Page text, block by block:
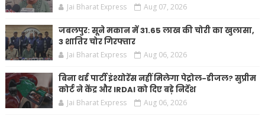
Jai Bharat Express Aug 07, 2026
जबलपुर: सूने मकान में 31.65 लाख की चोरी का खुलासा,
3 शातिर चोर गिरफ्तार
Jai Bharat Express Aug 06, 2026
बिना थर्ड पार्टी इंश्योरेंस नहीं मिलेगा पेट्रोल-डीजल? सुप्रीम
कोर्ट ने केंद्र और IRDAI को दिए बड़े निर्देश
Jai Bharat Express Aug 06, 2026